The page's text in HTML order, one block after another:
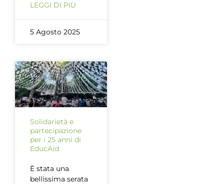
LEGGI DI PIÙ
5 Agosto 2025
Solidarietà e
partecipazione
per i 25 anni di
EducAid
È stata una
bellissima serata